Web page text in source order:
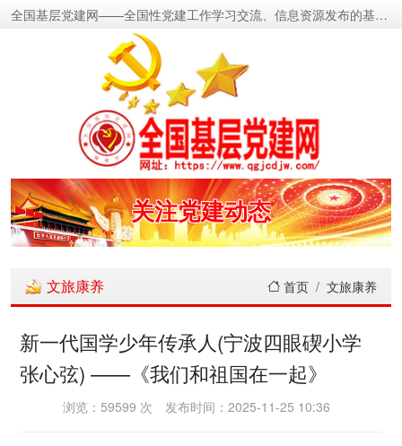
全国基层党建网——全国性党建工作学习交流、信息资源发布的基层党建新闻门户网
密切党群关系
传递党的声音
关注党建动态
传播党建理论
文旅康养 首页 文旅康养
新一代国学少年传承人(宁波四眼碶小学
张心弦) ——《我们和祖国在一起》
浏览：59599 次 发布时间：2025-11-25 10:36